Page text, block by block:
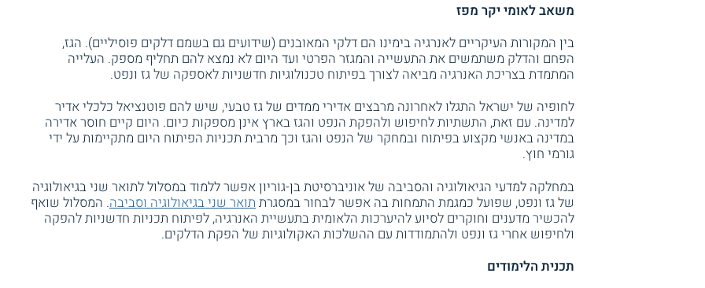
משאב לאומי יקר מפז
בין המקורות העיקריים לאנרגיה בימינו הם דלקי המאובנים (שידועים גם בשמם דלקים פוסיליים). הגז,
הפחם והדלק משתמשים את התעשייה והמגזר הפרטי ועד היום לא נמצא להם תחליף מספק. העלייה
המתמדת בצריכת האנרגיה מביאה לצורך בפיתוח טכנולוגיות חדשניות לאספקה של גז ונפט.
לחופיה של ישראל התגלו לאחרונה מרבצים אדירי ממדים של גז טבעי, שיש להם פוטנציאל כלכלי אדיר
למדינה. עם זאת, התשתיות לחיפוש ולהפקת הנפט והגז בארץ אינן מספקות כיום. היום קיים חוסר אדירה
במדינה באנשי מקצוע בפיתוח ובמחקר של הנפט והגז וכך מרבית תכניות הפיתוח היום מתקיימות על ידי
גורמי חוץ.
במחלקה למדעי הגיאולוגיה והסביבה של אוניברסיטת בן-גוריון אפשר ללמוד במסלול לתואר שני בגיאולוגיה
של גז ונפט, שפועל כמגמת התמחות בה אפשר לבחור במסגרתתואר שני בגיאולוגיה וסביבה. המסלול שואף
להכשיר מדענים וחוקרים לסיוע להיערכות הלאומית בתעשיית האנרגיה, לפיתוח תכניות חדשניות להפקה
ולחיפוש אחרי גז ונפט ולהתמודדות עם ההשלכות האקולוגיות של הפקת הדלקים.
תכנית הלימודים